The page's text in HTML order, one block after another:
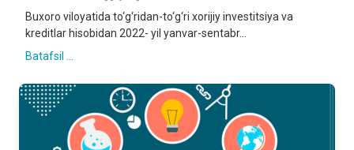
Buxoro viloyatida to‘g‘ridan-to‘g‘ri xorijiy investitsiya va
kreditlar hisobidan 2022- yil yanvar-sentabr...
Batafsil ...